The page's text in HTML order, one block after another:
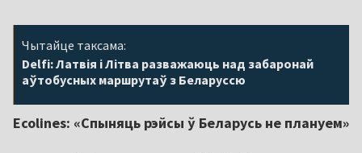
Чытайце таксама:
Delfi: Латвія і Літва разважаюць над забаронай
аўтобусных маршрутаў з Беларуссю
Ecolines: «Спыняць рэйсы ў Беларусь не плануем»